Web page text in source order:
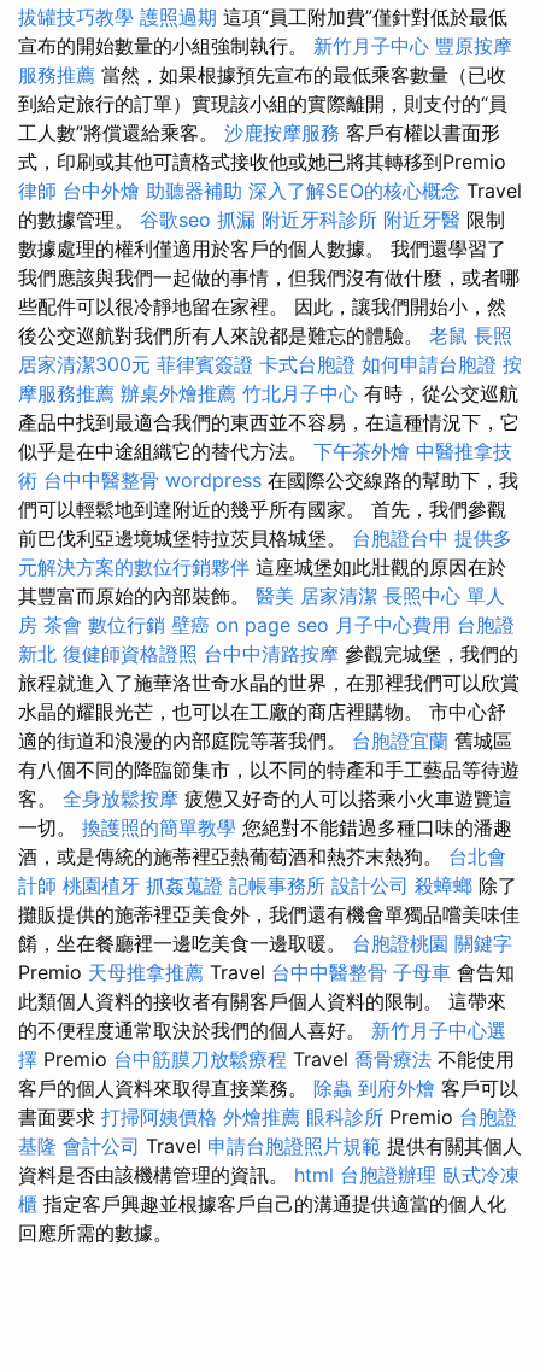
拔罐技巧教學 護照過期 這項“員工附加費”僅針對低於最低
宣布的開始數量的小組強制執行。 新竹月子中心 豐原按摩
服務推薦 當然，如果根據預先宣布的最低乘客數量（已收
到給定旅行的訂單）實現該小組的實際離開，則支付的“員
工人數”將償還給乘客。 沙鹿按摩服務 客戶有權以書面形
式，印刷或其他可讀格式接收他或她已將其轉移到Premio
律師 台中外燴 助聽器補助 深入了解SEO的核心概念 Travel
的數據管理。 谷歌seo 抓漏 附近牙科診所 附近牙醫 限制
數據處理的權利僅適用於客戶的個人數據。 我們還學習了
我們應該與我們一起做的事情，但我們沒有做什麼，或者哪
些配件可以很冷靜地留在家裡。 因此，讓我們開始小，然
後公交巡航對我們所有人來說都是難忘的體驗。 老鼠 長照
居家清潔300元 菲律賓簽證 卡式台胞證 如何申請台胞證 按
摩服務推薦 辦桌外燴推薦 竹北月子中心 有時，從公交巡航
產品中找到最適合我們的東西並不容易，在這種情況下，它
似乎是在中途組織它的替代方法。 下午茶外燴 中醫推拿技
術 台中中醫整骨 wordpress 在國際公交線路的幫助下，我
們可以輕鬆地到達附近的幾乎所有國家。 首先，我們參觀
前巴伐利亞邊境城堡特拉茨貝格城堡。 台胞證台中 提供多
元解決方案的數位行銷夥伴 這座城堡如此壯觀的原因在於
其豐富而原始的內部裝飾。 醫美 居家清潔 長照中心 單人
房 茶會 數位行銷 壁癌 on page seo 月子中心費用 台胞證
新北 復健師資格證照 台中中清路按摩 參觀完城堡，我們的
旅程就進入了施華洛世奇水晶的世界，在那裡我們可以欣賞
水晶的耀眼光芒，也可以在工廠的商店裡購物。 市中心舒
適的街道和浪漫的內部庭院等著我們。 台胞證宜蘭 舊城區
有八個不同的降臨節集市，以不同的特產和手工藝品等待遊
客。 全身放鬆按摩 疲憊又好奇的人可以搭乘小火車​​遊覽這
一切。 換護照的簡單教學 您絕對不能錯過多種口味的潘趣
酒，或是傳統的施蒂裡亞熱葡萄酒和熱芥末熱狗。 台北會
計師 桃園植牙 抓姦蒐證 記帳事務所 設計公司 殺蟑螂 除了
攤販提供的施蒂裡亞美食外，我們還有機會單獨品嚐美味佳
餚，坐在餐廳裡一邊吃美食一邊取暖。 台胞證桃園 關鍵字
Premio 天母推拿推薦 Travel 台中中醫整骨 子母車 會告知
此類個人資料的接收者有關客戶個人資料的限制。 這帶來
的不便程度通常取決於我們的個人喜好。 新竹月子中心選
擇 Premio 台中筋膜刀放鬆療程 Travel 喬骨療法 不能使用
客戶的個人資料來取得直接業務。 除蟲 到府外燴 客戶可以
書面要求 打掃阿姨價格 外燴推薦 眼科診所 Premio 台胞證
基隆 會計公司 Travel 申請台胞證照片規範 提供有關其個人
資料是否由該機構管理的資訊。 html 台胞證辦理 臥式冷凍
櫃 指定客戶興趣並根據客戶自己的溝通提供適當的個人化
回應所需的數據。